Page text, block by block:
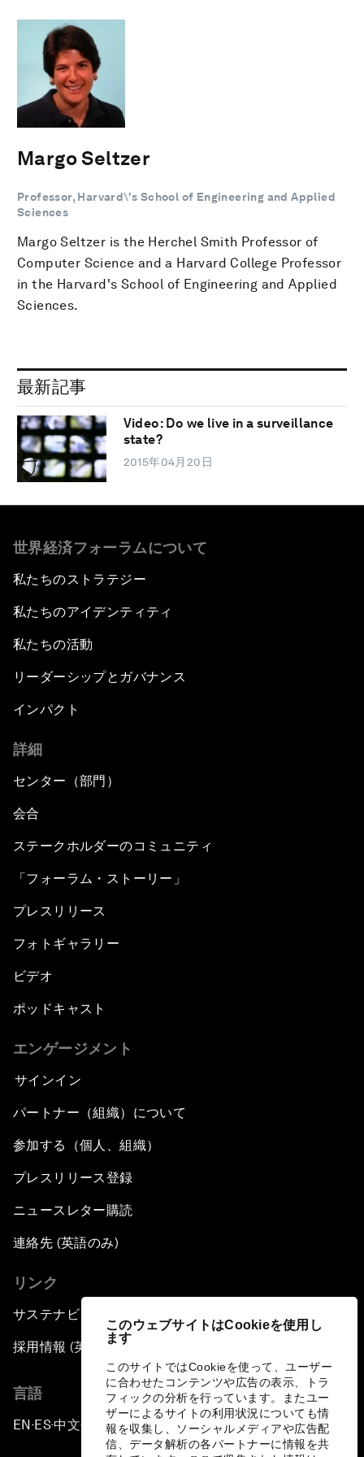
このウェブサイトはCookieを使用し
ます
このサイトではCookieを使って、ユーザー
に合わせたコンテンツや広告の表示、トラ
フィックの分析を行っています。またユー
ザーによるサイトの利用状況についても情
報を収集し、ソーシャルメディアや広告配
信、データ解析の各パートナーに情報を共
Margo Seltzer
Professor, Harvard\'s School of Engineering and Applied
Sciences
Margo Seltzer is the Herchel Smith Professor of
Computer Science and a Harvard College Professor
in the Harvard's School of Engineering and Applied
Sciences.
最新記事
Video: Do we live in a surveillance
state?
2015年04月20日
世界経済フォーラムについて
私たちのストラテジー
私たちのアイデンティティ
私たちの活動
リーダーシップとガバナンス
インパクト
詳細
センター（部門）
会合
ステークホルダーのコミュニティ
「フォーラム・ストーリー」
プレスリリース
フォトギャラリー
ビデオ
ポッドキャスト
エンゲージメント
サインイン
パートナー（組織）について
参加する（個人、組織）
プレスリリース登録
ニュースレター購読
連絡先 (英語のみ)
リンク
サステナビリティへの取り組み
採用情報 (英語のみ)
言語
EN ▪ES▪中文▪ 日本語